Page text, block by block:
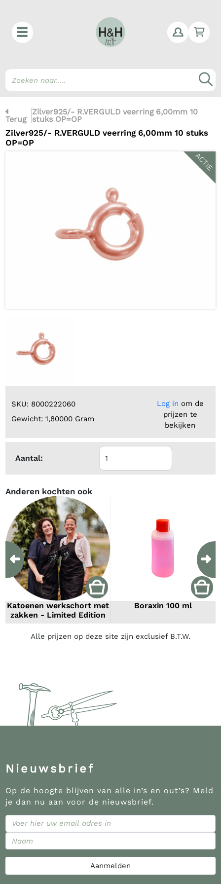
Terug
Zilver925/- R.VERGULD veerring 6,00mm 10
stuks OP=OP
Zilver925/- R.VERGULD veerring 6,00mm 10 stuks
OP=OP
ACTIE
SKU: 8000222060
Gewicht: 1,80000 Gram
Log in om de
prijzen te
bekijken
Aantal:
Anderen kochten ook
Katoenen werkschort met
zakken - Limited Edition
Boraxin 100 ml
Previous
Alle prijzen op deze site zijn exclusief B.T.W.
Nieuwsbrief
Op de hoogte blijven van alle in’s en out’s? Meld
je dan nu aan voor de nieuwsbrief.
Aanmelden